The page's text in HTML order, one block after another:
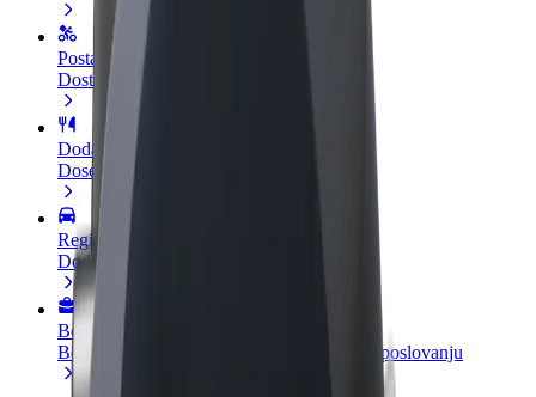
Postani dostavljač
Dostavljaj hranu i primaj tjedne isplate
Dodaj restoran ili trgovinu
Dosegni više kupaca i povećaj zaradu
Registriraj se kao vlasnik flote
Dodaj svoju flotu na Bolt i povećaj zaradu
Bolt for Business
Bolt proizvodi i usluge prilagođeni tvojem poslovanju